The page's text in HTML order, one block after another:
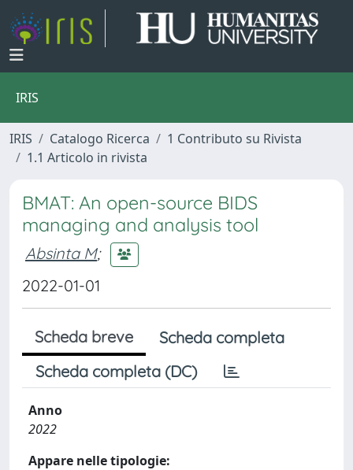
IRIS
IRIS Catalogo Ricerca
1 Contributo su Rivista
1.1 Articolo in rivista
BMAT: An open-source BIDS
managing and analysis tool
Absinta M;
2022-01-01
Scheda breve
Scheda completa
Scheda completa (DC)
Anno
2022
Appare nelle tipologie: